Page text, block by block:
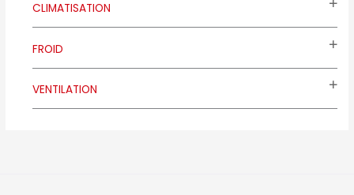
CLIMATISATION
FROID
VENTILATION